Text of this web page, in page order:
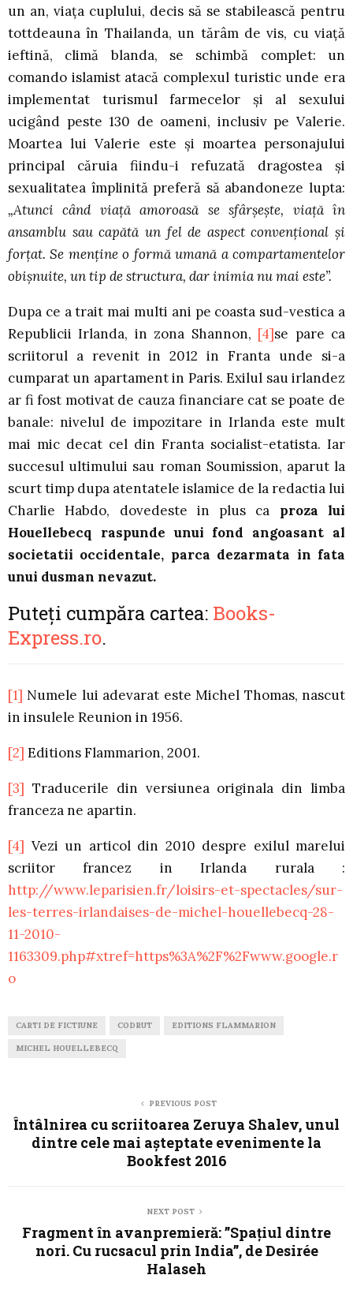
un an, viaţa cuplului, decis să se stabilească pentru
tottdeauna în Thailanda, un tărâm de vis, cu viaţă
ieftină, climă blanda, se schimbă complet: un
comando islamist atacă complexul turistic unde era
implementat turismul farmecelor şi al sexului
ucigând peste 130 de oameni, inclusiv pe Valerie.
Moartea lui Valerie este şi moartea personajului
principal căruia fiindu-i refuzată dragostea şi
sexualitatea împlinită preferă să abandoneze lupta:
„Atunci când viaţă amoroasă se sfârşeşte, viaţă în
ansamblu sau capătă un fel de aspect convenţional şi
forţat. Se menţine o formă umană a compartamentelor
obişnuite, un tip de structura, dar inimia nu mai este”.
Dupa ce a trait mai multi ani pe coasta sud-vestica a
Republicii Irlanda, in zona Shannon, [4]se pare ca
scriitorul a revenit in 2012 in Franta unde si-a
cumparat un apartament in Paris. Exilul sau irlandez
ar fi fost motivat de cauza financiare cat se poate de
banale: nivelul de impozitare in Irlanda este mult
mai mic decat cel din Franta socialist-etatista. Iar
succesul ultimului sau roman Soumission, aparut la
scurt timp dupa atentatele islamice de la redactia lui
Charlie Habdo, dovedeste in plus ca proza lui
Houellebecq raspunde unui fond angoasant al
societatii occidentale, parca dezarmata in fata
unui dusman nevazut.
Puteți cumpăra cartea: Books-
Express.ro.
[1] Numele lui adevarat este Michel Thomas, nascut
in insulele Reunion in 1956.
[2] Editions Flammarion, 2001.
[3] Traducerile din versiunea originala din limba
franceza ne apartin.
[4] Vezi un articol din 2010 despre exilul marelui
scriitor francez in Irlanda rurala :
http://www.leparisien.fr/loisirs-et-spectacles/sur-
les-terres-irlandaises-de-michel-houellebecq-28-
11-2010-
1163309.php#xtref=https%3A%2F%2Fwww.google.r
o
CARTI DE FICTIUNE CODRUT EDITIONS FLAMMARION
MICHEL HOUELLEBECQ
PREVIOUS POST
Întâlnirea cu scriitoarea Zeruya Shalev, unul
dintre cele mai așteptate evenimente la
Bookfest 2016
NEXT POST
Fragment în avanpremieră: ”Spaţiul dintre
nori. Cu rucsacul prin India”, de Desirée
Halaseh